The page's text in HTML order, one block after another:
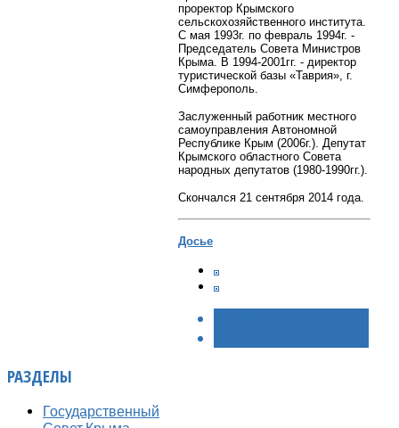
проректор Крымского
сельскохозяйственного института.
С мая 1993г. по февраль 1994г. -
Председатель Совета Министров
Крыма. В 1994-2001гг. - директор
туристической базы «Таврия», г.
Симферополь.
Заслуженный работник местного
самоуправления Автономной
Республике Крым (2006г.). Депутат
Крымского областного Совета
народных депутатов (1980-1990гг.).
Скончался 21 сентября 2014 года.
Досье
РАЗДЕЛЫ
Государственный